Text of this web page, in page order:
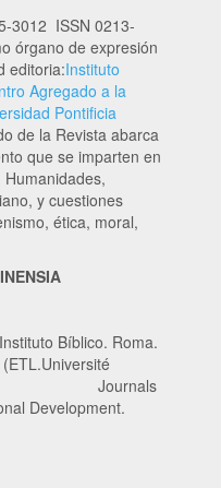
3012 ISSN 0213-
órgano de expresión
editoria:Instituto
Agregado a la
Pontificia
de la Revista abarca
que se imparten en
y cuestiones
ética, moral,
Bíblico. Roma.
Journals
Development.